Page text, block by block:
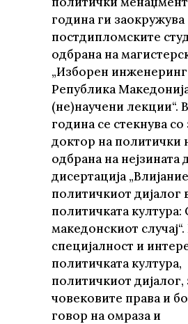
година ги заокружува
постдипломските
одбрана на
„Изборен
Република
(не)научени лекции“.
година се стекнува
доктор на политички
одбрана на нејзината
дисертација
политичкиот дијалог
политичката култура:
македонскиот
специјалност и
политичката култура,
политичкиот
човековите права и
говор на омраза и